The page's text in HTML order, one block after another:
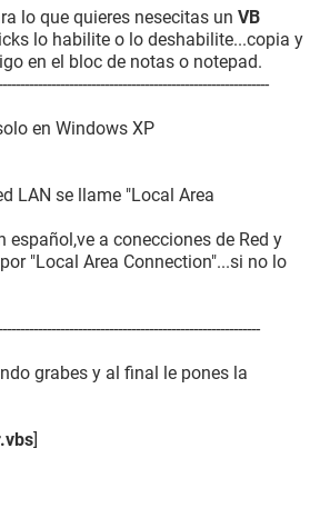
lo que quieres nesecitas un VB
lo habilite o lo deshabilite...copia y
en el bloc de notas o notepad.
en Windows XP
LAN se llame "Local Area
español,ve a conecciones de Red y
"Local Area Connection"...si no lo
grabes y al final le pones la
]